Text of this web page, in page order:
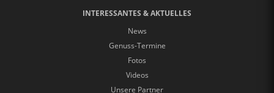
INTERESSANTES & AKTUELLES
News
Genuss-Termine
Fotos
Videos
Unsere Partner